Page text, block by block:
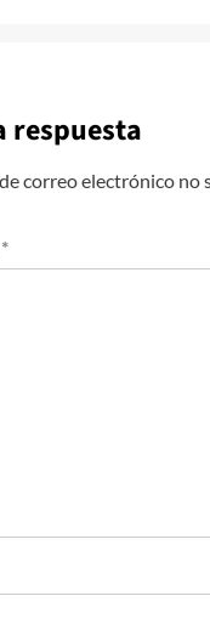
respuesta
correo electrónico no
*